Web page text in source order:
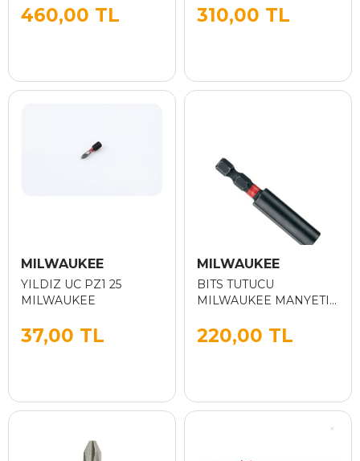
460,00 TL 310,00 TL
MILWAUKEE
YILDIZ UC PZ1 25
MILWAUKEE
37,00 TL
MILWAUKEE
BITS TUTUCU
MILWAUKEE MANYETIK
220,00 TL